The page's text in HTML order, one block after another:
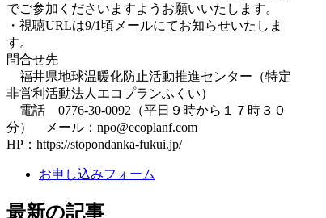
でご参加くださいますようお願いいたします。
・視聴URLは9/1頃メールにてお知らせいたしま
す。
問合せ先
福井県地球温暖化防止活動推進センター（特定
非営利活動法人エコプランふくい）
電話 0776-30-0092（平日９時から１７時３０
分） メール：npo@ecoplanf.com
HP：https://stopondanka-fukui.jp/
お申し込みフォーム
最新の記事